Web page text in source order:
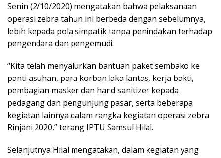
Senin (2/10/2020) mengatakan bahwa pelaksanaan
operasi zebra tahun ini berbeda dengan sebelumnya,
lebih kepada pola simpatik tanpa penindakan terhadap
pengendara dan pengemudi.
“Kita telah menyalurkan bantuan paket sembako ke
panti asuhan, para korban laka lantas, kerja bakti,
pembagian masker dan hand sanitizer kepada
pedagang dan pengunjung pasar, serta beberapa
kegiatan lainnya dalam rangka kegiatan operasi zebra
Rinjani 2020,” terang IPTU Samsul Hilal.
Selanjutnya Hilal mengatakan, dalam kegiatan yang